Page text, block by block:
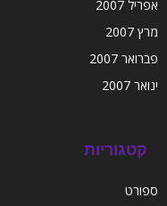
אפריל 2007
מרץ 2007
פברואר 2007
ינואר 2007
קטגוריות
ספורט